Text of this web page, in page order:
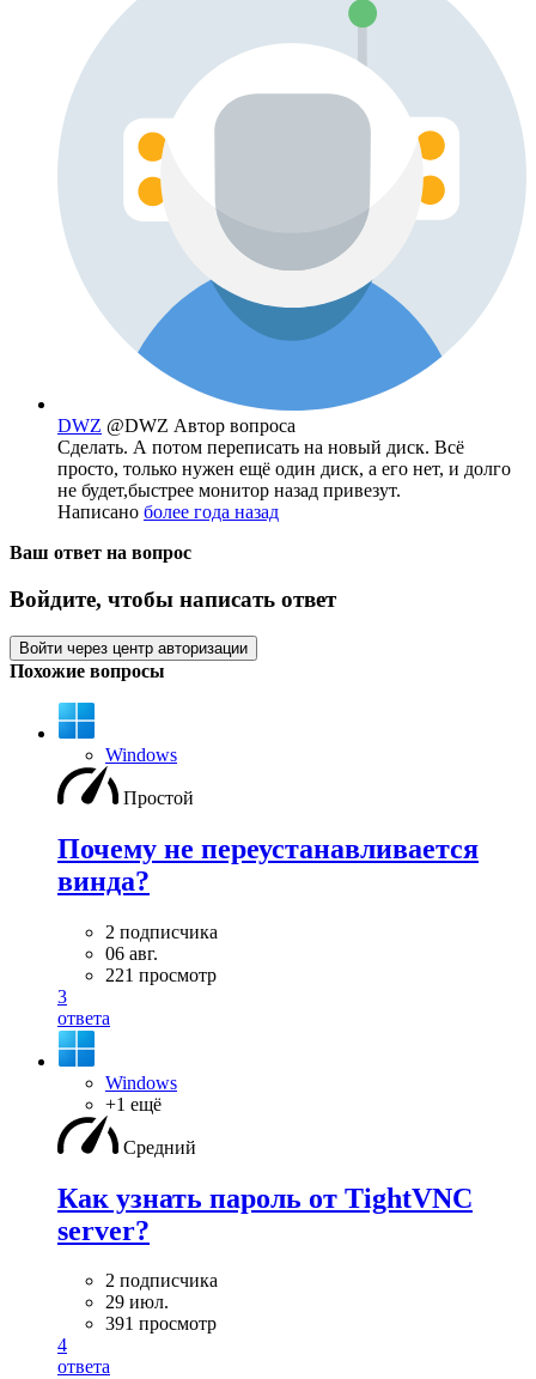
DWZ @DWZ Автор вопроса
Сделать. А потом переписать на новый диск. Всё
просто, только нужен ещё один диск, а его нет, и долго
не будет,быстрее монитор назад привезут.
Написано более года назад
Ваш ответ на вопрос
Войдите, чтобы написать ответ
Войти через центр авторизации
Похожие вопросы
Windows
Простой
Почему не переустанавливается
винда?
2 подписчика
06 авг.
221 просмотр
3
ответа
Windows
+1 ещё
Средний
Как узнать пароль от TightVNC
server?
2 подписчика
29 июл.
391 просмотр
4
ответа